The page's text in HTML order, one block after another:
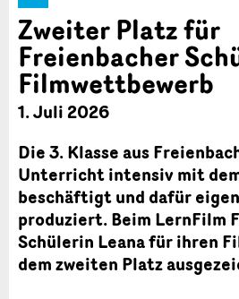
Zweiter Platz für
Freienbacher
Filmwettbewerb
1. Juli 2026
Die 3. Klasse aus
Unterricht intensiv mit
beschäftigt und dafür
produziert. Beim LernFilm
Schülerin Leana für ihren
dem zweiten Platz